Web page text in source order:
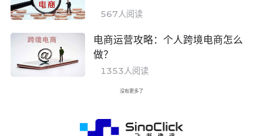
567人阅读
电商运营攻略：个人跨境电商怎么
做？
1353人阅读
没有更多了